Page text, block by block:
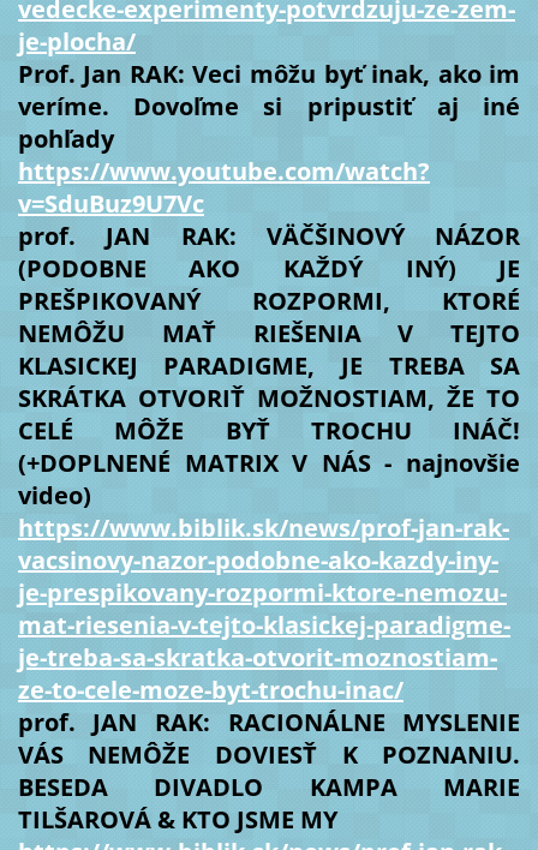
vedecke-experimenty-potvrdzuju-ze-zem-
je-plocha/
Prof. Jan RAK: Veci môžu byť inak, ako im
veríme. Dovoľme si pripustiť aj iné
pohľady
https://www.youtube.com/watch?
v=SduBuz9U7Vc
prof. JAN RAK: VÄČŠINOVÝ NÁZOR
(PODOBNE AKO KAŽDÝ INÝ) JE
PREŠPIKOVANÝ ROZPORMI, KTORÉ
NEMÔŽU MAŤ RIEŠENIA V TEJTO
KLASICKEJ PARADIGME, JE TREBA SA
SKRÁTKA OTVORIŤ MOŽNOSTIAM, ŽE TO
CELÉ MÔŽE BYŤ TROCHU INÁČ!
(+DOPLNENÉ MATRIX V NÁS - najnovšie
video)
https://www.biblik.sk/news/prof-jan-rak-
vacsinovy-nazor-podobne-ako-kazdy-iny-
je-prespikovany-rozpormi-ktore-nemozu-
mat-riesenia-v-tejto-klasickej-paradigme-
je-treba-sa-skratka-otvorit-moznostiam-
ze-to-cele-moze-byt-trochu-inac/
prof. JAN RAK: RACIONÁLNE MYSLENIE
VÁS NEMÔŽE DOVIESŤ K POZNANIU.
BESEDA DIVADLO KAMPA MARIE
TILŠAROVÁ & KTO JSME MY